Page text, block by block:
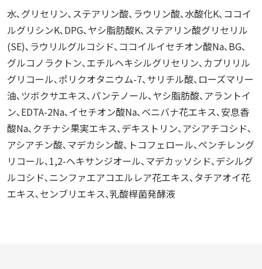
水､グリセリン､ステアリン酸､ラウリン酸､水酸化K､ココイ
ルグリシンK､DPG､ヤシ脂肪酸K､ステアリン酸グリセリル
(SE)､ラウリルグルコシド､ココイルイセチオン酸Na､BG､
グルコノラクトン､エチルヘキシルグリセリン､カプリリル
グリコール､ポリクオタニウム-7､サリチル酸､ローズマリー
油､ツボクサエキス､パンテノール､ヤシ脂肪酸､アラントイ
ン､EDTA-2Na､イセチオン酸Na､ベニバナ花エキス､安息香
酸Na､クチナシ果実エキス､デキストリン､アシアチコシド､
アシアチン酸､マデカシン酸､トコフェロール､ペンチレング
リコール､1,2-ヘキサンジオール､マデカッソシド､デシルグ
ルコシド､ニンファエアコエルレア花エキス､タチアオイ花
エキス､センブリエキス､乳酸桿菌発酵液